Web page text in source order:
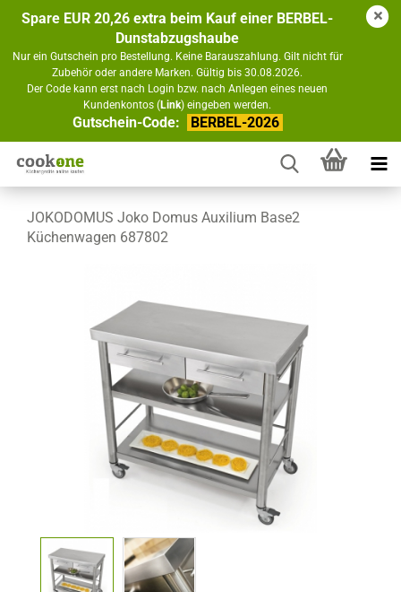
Spare EUR 20,26 extra beim Kauf einer BERBEL-
Dunstabzugshaube
Nur ein Gutschein pro Bestellung. Keine Barauszahlung. Gilt nicht für
Zubehör oder andere Marken. Gültig bis 30.08.2026.
Der Code kann erst nach Login bzw. nach Anlegen eines neuen
Kundenkontos (Link) eingeben werden.
Gutschein-Code: BERBEL-2026
JOKODOMUS Joko Domus Auxilium Base2
Küchenwagen 687802